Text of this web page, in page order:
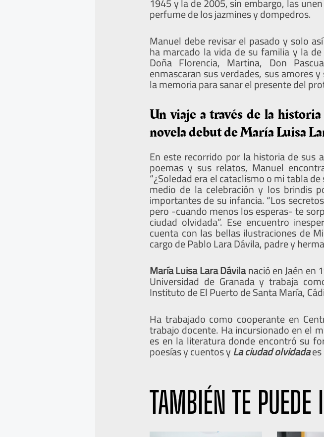
perfume de los jazmines y dompedros.
Manuel debe revisar el pasado y solo
ha marcado la vida de su familia y la
Doña Florencia, Martina, Don
enmascaran sus verdades, sus amores
la memoria para sanar el presente del
Un viaje a través de la
novela debut de María Luisa
En este recorrido por la historia de sus
poemas y sus relatos, Manuel
“¿Soledad era el cataclismo o mi tabla
medio de la celebración y los brindis
importantes de su infancia. “Los
pero -cuando menos los esperas- te
ciudad olvidada”. Ese encuentro
cuenta con las bellas ilustraciones de
cargo de Pablo Lara Dávila, padre y
María Luisa Lara Dávilanació en Jaén en
Universidad de Granada y trabaja
Instituto de El Puerto de Santa María,
Ha trabajado como cooperante en
trabajo docente. Ha incursionado en el
es en la literatura donde encontró su
poesías y cuentos yLa ciudad olvidadaes
TAMBIÉN TE PUEDE